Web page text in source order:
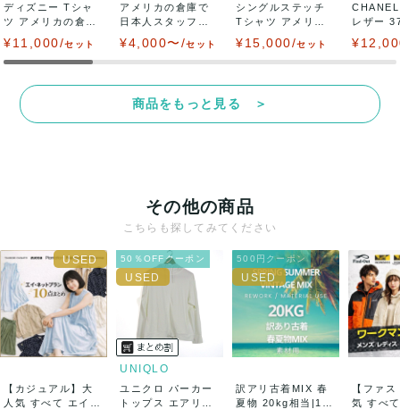
お車の場合:直接会場までお越しください。
専用駐車場をご用意しております。
株式会社モンスター津山倉庫
来場方法は前もって取引メッセージからご連絡
商品:
・リサイクルショップ等からの引き上げ品
・一般回収で集めた商品
ディズニー Tシャ
ツ アメリカの倉庫
¥11,000/セット
アメリカの倉庫で
日本人スタッフが
ピ...
¥4,000〜/セット
シングルステッチ
Tシャツ アメリカ
¥15,000/セット
レザー
商品をもっと見る ＞
その他の商品
こちらも探してみてください
【カジュアル】大
人気 すべて エイネ
50％OFFクーポン
UNIQLO
ユニクロ パーカー
トップス エアリズ
500円クーポン
訳アリ古着MIX 春
夏物 20kg相当|160
【ファ
気 すべ